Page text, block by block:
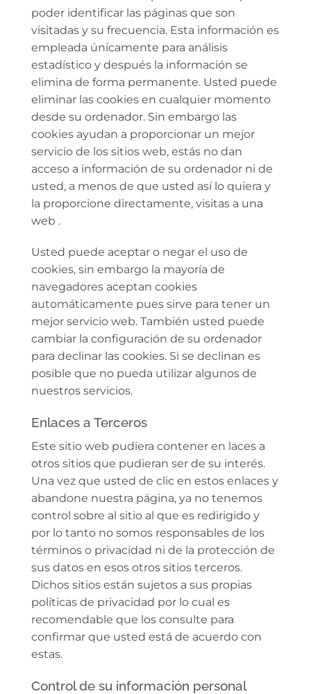
poder identificar las páginas que son
visitadas y su frecuencia. Esta información es
empleada únicamente para análisis
estadístico y después la información se
elimina de forma permanente. Usted puede
eliminar las cookies en cualquier momento
desde su ordenador. Sin embargo las
cookies ayudan a proporcionar un mejor
servicio de los sitios web, estás no dan
acceso a información de su ordenador ni de
usted, a menos de que usted así lo quiera y
la proporcione directamente, visitas a una
web .
Usted puede aceptar o negar el uso de
cookies, sin embargo la mayoría de
navegadores aceptan cookies
automáticamente pues sirve para tener un
mejor servicio web. También usted puede
cambiar la configuración de su ordenador
para declinar las cookies. Si se declinan es
posible que no pueda utilizar algunos de
nuestros servicios.
Enlaces a Terceros
Este sitio web pudiera contener en laces a
otros sitios que pudieran ser de su interés.
Una vez que usted de clic en estos enlaces y
abandone nuestra página, ya no tenemos
control sobre al sitio al que es redirigido y
por lo tanto no somos responsables de los
términos o privacidad ni de la protección de
sus datos en esos otros sitios terceros.
Dichos sitios están sujetos a sus propias
políticas de privacidad por lo cual es
recomendable que los consulte para
confirmar que usted está de acuerdo con
estas.
Control de su información personal